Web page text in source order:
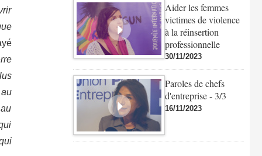
Aider les femmes
victimes de violence
à la réinsertion
professionnelle
30/11/2023
Paroles de chefs
d'entreprise - 3/3
16/11/2023